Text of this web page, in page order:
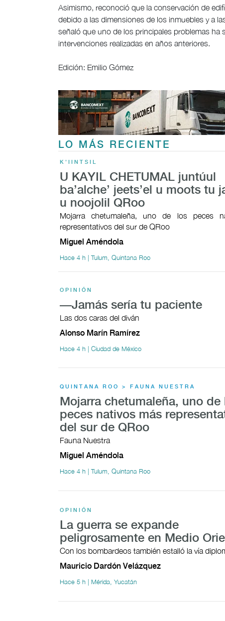
Asimismo, reconoció que la conservación de
debido a las dimensiones de los inmuebles y a
señaló que uno de los principales problemas
intervenciones realizadas en años anteriores.
Edición: Emilio Gómez
LO MÁS RECIENTE
K'IINTSIL
U KAYIL CHETUMAL juntúul
ba’alche’ jeets’el u moots tu
u noojolil QRoo
Mojarra chetumaleña, uno de los peces
representativos del sur de QRoo
Miguel Améndola
Hace 4 h | Tulum, Quintana Roo
OPINIÓN
—Jamás sería tu paciente
Las dos caras del diván
Alonso Marín Ramírez
Hace 4 h | Ciudad de México
QUINTANA ROO > FAUNA NUESTRA
Mojarra chetumaleña, uno de
peces nativos más
del sur de QRoo
Fauna Nuestra
Miguel Améndola
Hace 4 h | Tulum, Quintana Roo
OPINIÓN
La guerra se expande
peligrosamente en Medio
Con los bombardeos también estalló la vía
Mauricio Dardón Velázquez
Hace 5 h | Mérida, Yucatán